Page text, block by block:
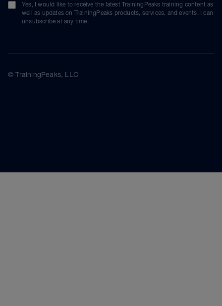
Yes, I would like to receive the latest TrainingPeaks training content as
well as updates on TrainingPeaks products, services, and events. I can
unsubscribe at any time.
© TrainingPeaks, LLC